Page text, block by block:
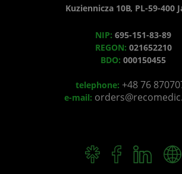
Kuziennicza 10B, PL-59-400
NIP: 695-151-83-89
REGON: 021652210
BDO: 000150455
telephone: +48 76
e-mail: